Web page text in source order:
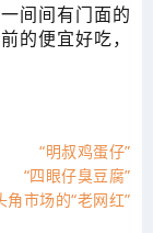
间间有门面的
的便宜好吃，
“明叔鸡蛋仔”
“四眼仔臭豆腐”
角市场的“老网红”